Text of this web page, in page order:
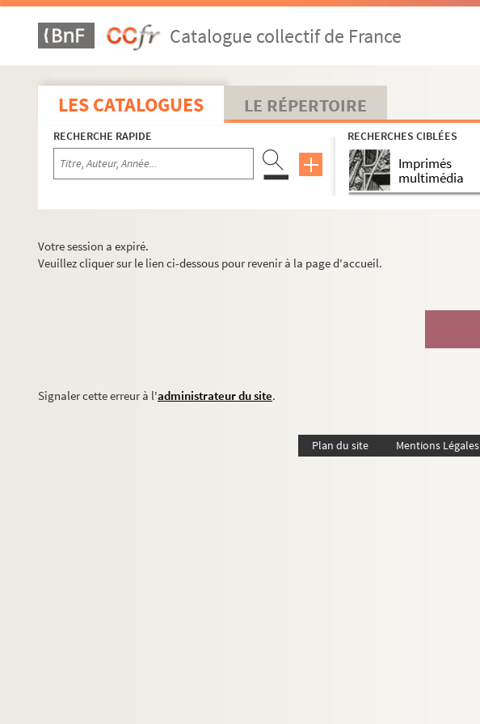
Catalogue collectif de France
LES CATALOGUES LE RÉPERTOIRE
RECHERCHE RAPIDE RECHERCHES CIBLÉES
Imprimés
multimédia
Votre session a expiré.
Veuillez cliquer sur le lien ci-dessous pour revenir à la page d'accueil.
Signaler cette erreur à l'administrateur du site.
Plan du site Mentions Légales